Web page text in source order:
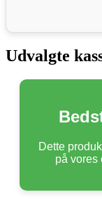
Udvalgte
Dette
på vores